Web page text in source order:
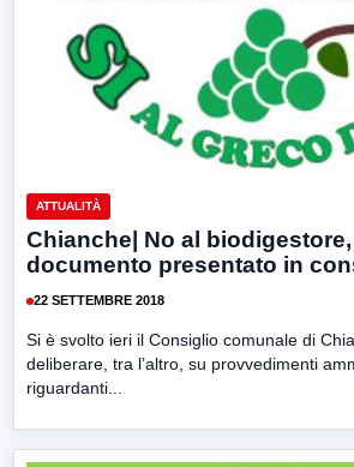
ATTUALITÀ
Chianche| No al
documento presentato in
22 SETTEMBRE 2018
Si è svolto ieri il Consiglio comunale di
deliberare, tra l’altro, su provvedimenti
riguardanti...